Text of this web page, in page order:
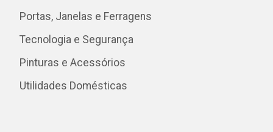
Portas, Janelas e Ferragens
Tecnologia e Segurança
Pinturas e Acessórios
Utilidades Domésticas